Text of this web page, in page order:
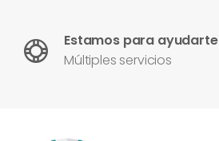
Estamos para ayudarte
Múltiples servicios